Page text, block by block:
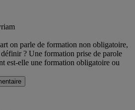
on parle de formation non obligatoire,
? Une formation prise de parole
est-elle une formation obligatoire ou